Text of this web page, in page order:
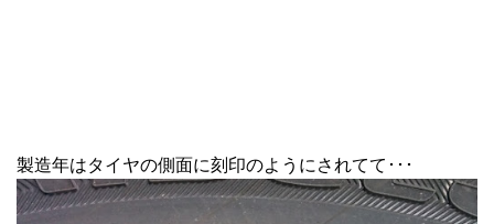
製造年はタイヤの側面に刻印のようにされてて･･･